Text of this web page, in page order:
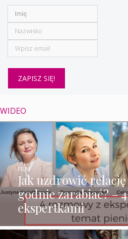
WIDEO
Jak uzdrowić
godnie zarabiać? –
ekspertkami
FILM